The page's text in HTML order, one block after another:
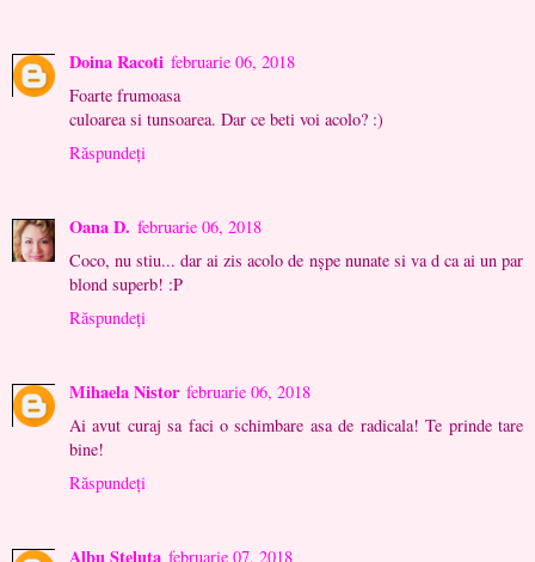
Doina Racoti februarie 06, 2018
Foarte frumoasa
culoarea si tunsoarea. Dar ce beti voi acolo? :)
Răspundeți
Oana D. februarie 06, 2018
Coco, nu stiu... dar ai zis acolo de nșpe nunate si va d ca ai un par
blond superb! :P
Răspundeți
Mihaela Nistor februarie 06, 2018
Ai avut curaj sa faci o schimbare asa de radicala! Te prinde tare
bine!
Răspundeți
Albu Steluta februarie 07, 2018